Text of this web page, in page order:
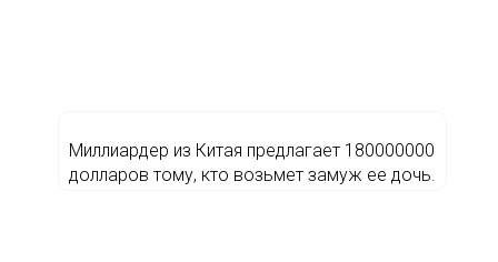
Миллиардер из Китая предлагает 180000000
долларов тому, кто возьмет замуж ее дочь.